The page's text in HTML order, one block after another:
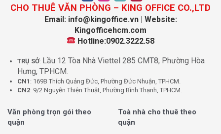
hệ thống điện dự phòng liên tục.
Internet cáp quang tốc độ cao: Đây là yếu tố quan
trọng đối với các doanh nghiệp có nhu cầu kết nối và
trong mọi tình huống.
Hệ thống hầm giữ xe rộng rãi:
xe được thiết kế thông thoáng, an toàn, khách thuê có
thể yên tâm về việc gửi xe máy và ô tô của mình, với
ô tô hàng tháng).
CHO THUÊ VĂN PHÒNG – KING OFFICE CO.,LTD
Email: info@kingoffice.vn | Website:
Kingofficehcm.com
Hotline:0902.3222.58
TRỤ SỞ: Lầu 12 Tòa Nhà Viettel 285 CMT8, Phường Hòa
Hưng, TPHCM.
CN1 : 169B Thích Quảng Đức, Phường Đức Nhuận, TPHCM.
CN2: 9/2 Nguyễn Thiện Thuật, Phường Bình Thạnh, TPHCM.
Văn phòng trọn gói theo
quận
Toà nhà cho thuê theo
quận